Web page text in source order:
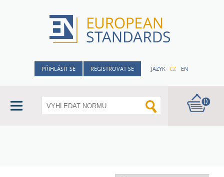
PŘIHLÁSIT SE REGISTROVAT SE JAZYK CZ EN
0